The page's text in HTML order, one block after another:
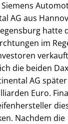
AG aus
hatte
im
die beiden
AG
Euro.
Nachdem die